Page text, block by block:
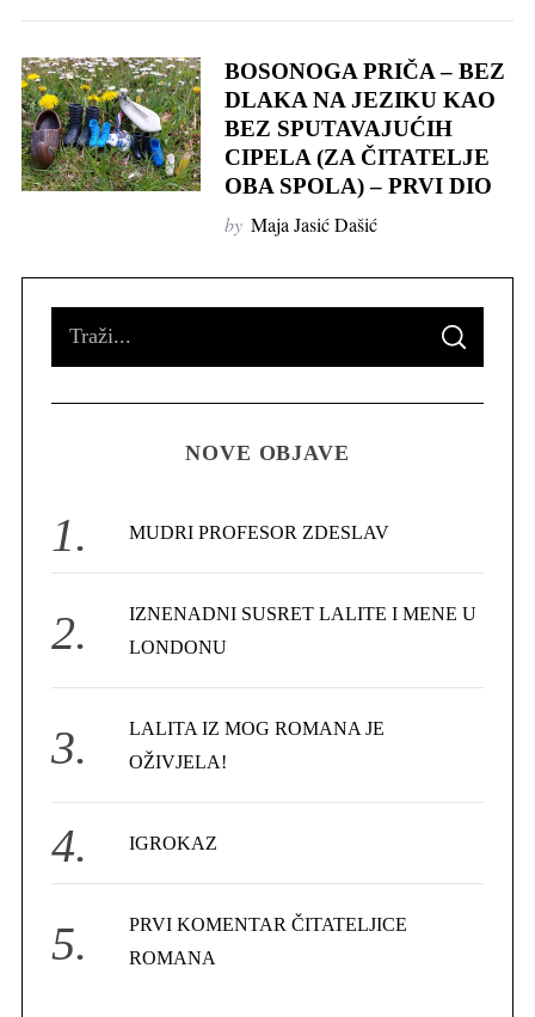
BOSONOGA PRIČA – BEZ
DLAKA NA JEZIKU KAO
BEZ SPUTAVAJUĆIH
CIPELA (ZA ČITATELJE
OBA SPOLA) – PRVI DIO
by Maja Jasić Dašić
o
S
A
C
NOVE OBJAVE
MUDRI PROFESOR ZDESLAV
IZNENADNI SUSRET LALITE I MENE U
LONDONU
LALITA IZ MOG ROMANA JE
OŽIVJELA!
IGROKAZ
PRVI KOMENTAR ČITATELJICE
ROMANA